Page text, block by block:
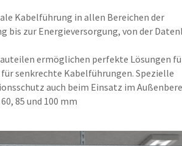
Kabelführung in allen Bereichen der
zur Energieversorgung, von der
ermöglichen perfekte Lösungen
senkrechte Kabelführungen. Spezielle
auch beim Einsatz im
85 und 100 mm